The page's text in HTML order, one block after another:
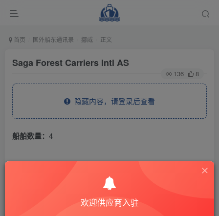
首页 国外船东通讯录 挪威 正文
Saga Forest Carriers Intl AS
136 8
隐藏内容，请登录后查看
船舶数量： 4
THE END
欢迎供应商入驻